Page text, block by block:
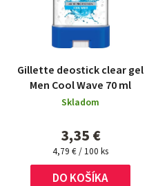
Gillette deostick clear gel
Men Cool Wave 70 ml
Skladom
3,35 €
Jednotková
cena:
4,79 € / 100 ks
DO KOŠÍKA